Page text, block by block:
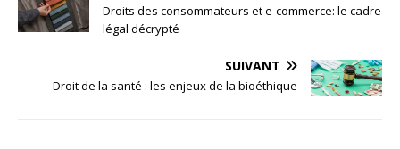
Droits des consommateurs et e-commerce: le cadre
légal décrypté
SUIVANT
Droit de la santé : les enjeux de la bioéthique